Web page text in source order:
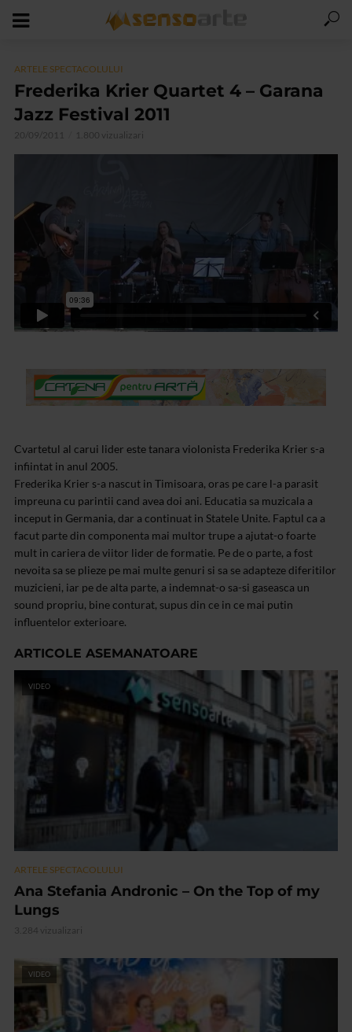
ARTELE SPECTACOLULUI
Frederika Krier Quartet 4 – Garana
Jazz Festival 2011
20/09/2011 1.800 vizualizari
Cvartetul al carui lider este tanara violonista Frederika Krier s-a
infiintat in anul 2005.
Frederika Krier s-a nascut in Timisoara, oras pe care l-a parasit
impreuna cu parintii cand avea doi ani. Educatia sa muzicala a
inceput in Germania, dar a continuat in Statele Unite. Faptul ca a
facut parte din componenta mai multor trupe a ajutat-o foarte
mult in cariera de viitor lider de formatie. Pe de o parte, a fost
nevoita sa se plieze pe mai multe genuri si sa se adapteze diferitilor
muzicieni, iar pe de alta parte, a indemnat-o sa-si gaseasca un
sound propriu, bine conturat, supus din ce in ce mai putin
influentelor exterioare.
ARTICOLE ASEMANATOARE
VIDEO
ARTELE SPECTACOLULUI
Ana Stefania Andronic – On the Top of my
Lungs
3.284 vizualizari
VIDEO